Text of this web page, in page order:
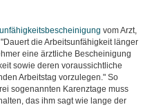
vom Arzt,
die Arbeitsunfähigkeit länger
eine ärztliche Bescheinigung
sowie deren voraussichtliche
Arbeitstag vorzulegen." So
sogenannten Karenztage muss
das ihm sagt wie lange der